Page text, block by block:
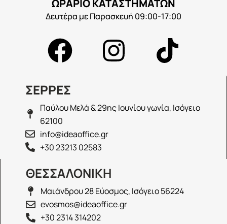
ΩΡΑΡΙΟ ΚΑΤΑΣΤΗΜΑΤΩΝ
Δευτέρα με Παρασκευή 09:00-17:00
ΣΕΡΡΕΣ
Παύλου Μελά & 29ης Ιουνίου γωνία, Ισόγειο
62100
info@ideaoffice.gr
+30 23213 02583
ΘΕΣΣΑΛΟΝΙΚΗ
Μαιάνδρου 28 Εύοσμος, Ισόγειο 56224
evosmos@ideaoffice.gr
+30 2314 314202